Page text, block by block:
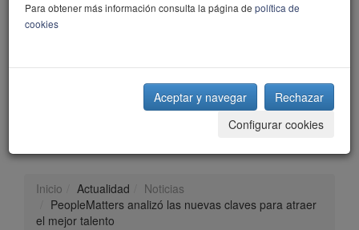
Inicio Actualidad
Noticias
PeopleMatters analizó las nuevas claves para atraer
el mejor talento
Para obtener más información consulta la página de política de
cookies
Aceptar y navegar
Rechazar
Configurar cookies